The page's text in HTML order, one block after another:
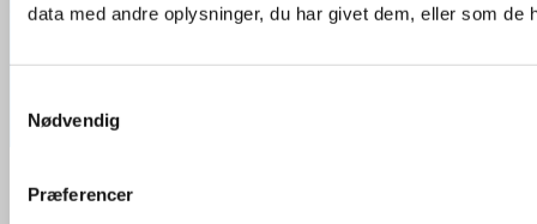
data med andre oplysninger, du har givet dem, eller som de
Nødvendig
Præferencer
Copyright 2026 ©Plakatstrips.dk